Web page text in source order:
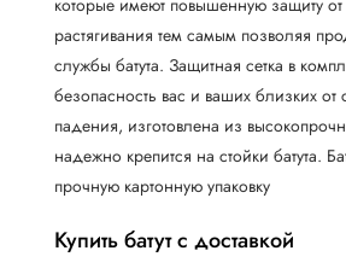
которые имеют повышенную защиту
растягивания тем самым позволяя
службы батута. Защитная сетка в
безопасность вас и ваших близких от
падения, изготовлена из
надежно крепится на стойки батута.
прочную картонную упаковку
Купить батут с доставкой